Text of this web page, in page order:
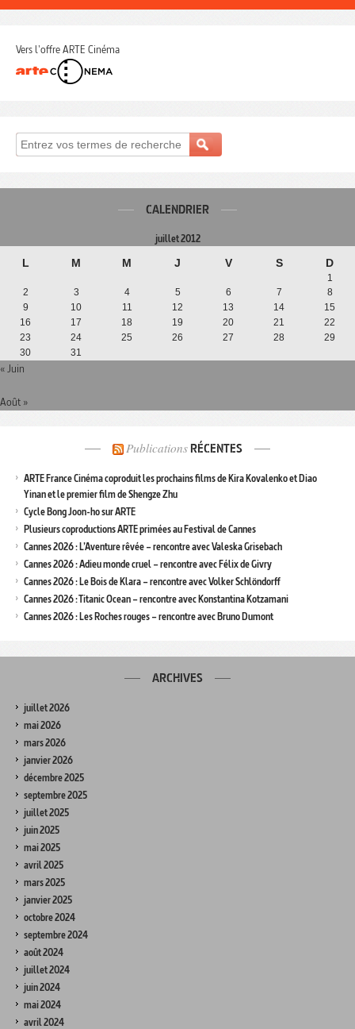
Vers l'offre ARTE Cinéma
CALENDRIER
juillet 2012
L M M J V S D
1
2
3 4 5 6 7
8
9
10 11 12 13 14
15
16
17 18 19 20 21
22
23
24 25 26 27 28
29
30
31
« Juin
Août »
Publications RÉCENTES
ARTE France Cinéma coproduit les prochains films de Kira Kovalenko et Diao
Yinan et le premier film de Shengze Zhu
Cycle Bong Joon-ho sur ARTE
Plusieurs coproductions ARTE primées au Festival de Cannes
Cannes 2026 : L’Aventure rêvée – rencontre avec Valeska Grisebach
Cannes 2026 : Adieu monde cruel – rencontre avec Félix de Givry
Cannes 2026 : Le Bois de Klara – rencontre avec Volker Schlöndorff
Cannes 2026 : Titanic Ocean – rencontre avec Konstantina Kotzamani
Cannes 2026 : Les Roches rouges – rencontre avec Bruno Dumont
ARCHIVES
juillet 2026
mai 2026
mars 2026
janvier 2026
décembre 2025
septembre 2025
juillet 2025
juin 2025
mai 2025
avril 2025
mars 2025
janvier 2025
octobre 2024
septembre 2024
août 2024
juillet 2024
juin 2024
mai 2024
avril 2024